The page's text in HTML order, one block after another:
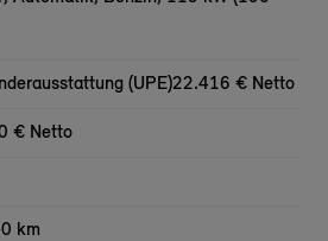
(UPE)22.416 € Netto
€ Netto
km